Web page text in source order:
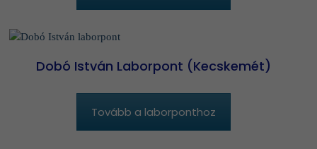
Dobó István Laborpont (Kecskemét)
Tovább a laborponthoz